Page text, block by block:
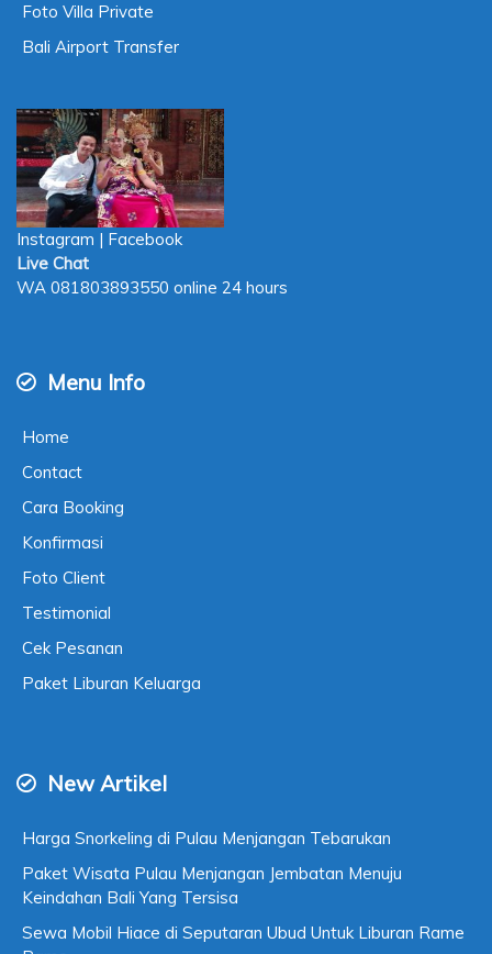
Foto Villa Private
Bali Airport Transfer
Instagram | Facebook
Live Chat
WA 081803893550 online 24 hours
Menu Info
Home
Contact
Cara Booking
Konfirmasi
Foto Client
Testimonial
Cek Pesanan
Paket Liburan Keluarga
New Artikel
Harga Snorkeling di Pulau Menjangan Tebarukan
Paket Wisata Pulau Menjangan Jembatan Menuju
Keindahan Bali Yang Tersisa
Sewa Mobil Hiace di Seputaran Ubud Untuk Liburan Rame